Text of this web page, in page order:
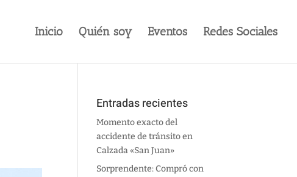
Inicio Quién soy Eventos Redes Sociales
Entradas recientes
Momento exacto del
accidente de tránsito en
Calzada «San Juan»
Sorprendente: Compró con